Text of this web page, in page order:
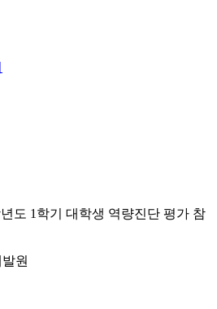
도 1학기 대학생 역량진단 평가 참
원